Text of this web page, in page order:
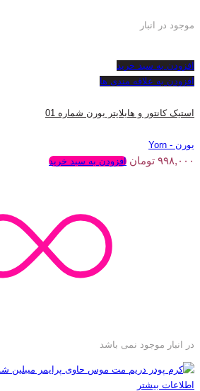
موجود در انبار
افزودن به سبد خرید
افزودن به علاقه مندی ها
استیک کانتور و هایلایتر یورن شماره 01
یورن - Yorn
۹۹۸,۰۰۰ تومان افزودن به سبد خرید
در انبار موجود نمی باشد
اطلاعات بیشتر